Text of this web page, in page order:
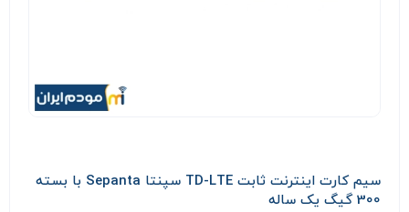
سیم کارت اینترنت ثابت TD-LTE سپنتا Sepanta با بسته
300 گیگ یک ساله